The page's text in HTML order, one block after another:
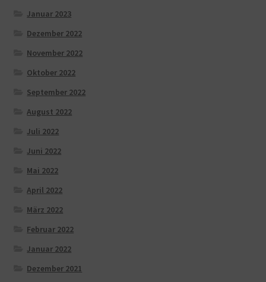
Januar 2023
Dezember 2022
November 2022
Oktober 2022
September 2022
August 2022
Juli 2022
Juni 2022
Mai 2022
April 2022
März 2022
Februar 2022
Januar 2022
Dezember 2021